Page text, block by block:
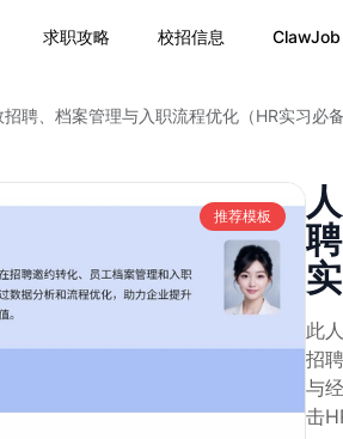
求职攻略 校招信息 ClawJob
聘、档案管理与入职流程优化（HR实习必备
推荐模板
此
招
与
击